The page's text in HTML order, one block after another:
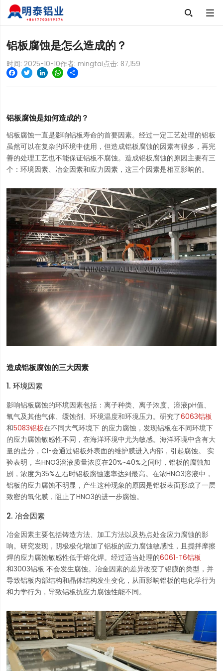

铝板腐蚀是怎么造成的？
时间: 2025-10-10作者: mingtai点击: 87,159
Facebook
TwitterLinkedInWhatsApp
Share
铝板腐蚀是如何造成的？
铝板腐蚀一直是影响铝板寿命的首要因素。经过一定工艺处理的铝板
虽然可以在复杂的环境中使用，但造成铝板腐蚀的因素有很多，再完
善的处理工艺也不能保证铝板不腐蚀。造成铝板腐蚀的原因主要有三
个：环境因素、冶金因素和应力因素，这三个因素是相互影响的。
造成铝板腐蚀的三大因素
1. 环境因素
影响铝板腐蚀的环境因素包括：离子种类、离子浓度、溶液pH值、
氧气及其他气体、缓蚀剂、环境温度和环境压力。研究了6063铝板
和5083铝板在不同大气环境下 的应力腐蚀，发现铝板在不同环境下
的应力腐蚀敏感性不同，在海洋环境中尤为敏感。海洋环境中含有大
量的盐分，Cl-会通过铝板外表面的维护膜进入内部，引起腐蚀。 实
验表明，当HNO3溶液质量浓度在20%~40%之间时，铝板的腐蚀加
剧，浓度为35%左右时铝板腐蚀速率达到最高。在浓HNO3溶液中，
铝板的应力腐蚀不明显，产生这种现象的原因是铝板表面形成了一层
致密的氧化膜，阻止了HNO3的进一步腐蚀。
2. 冶金因素
冶金因素主要包括铸造方法、加工方法以及热点处金应力腐蚀的影
响。研究发现，阴极极化增加了铝板的应力腐蚀敏感性，且搅拌摩擦
焊的应力腐蚀敏感性低于熔化焊。经过适当处理的6061-T6铝板
和3003铝板 不会发生腐蚀。冶金因素的差异改变了铝膜的类型，并
导致铝板内部结构和晶体结构发生变化，从而影响铝板的电化学行为
和力学行为，导致铝板抗应力腐蚀性能不同。